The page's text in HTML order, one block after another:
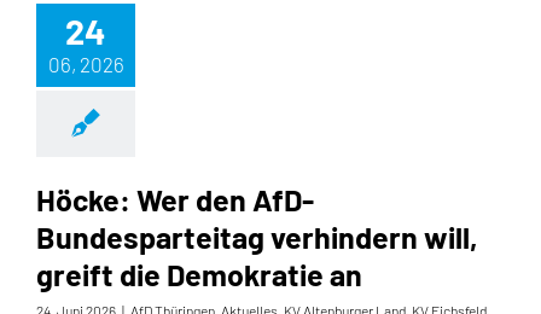
24
06, 2026
Höcke: Wer den AfD-
Bundesparteitag verhindern will,
greift die Demokratie an
24. Juni 2026 | AfD Thüringen, Aktuelles, KV Altenburger Land, KV Eichsfeld,